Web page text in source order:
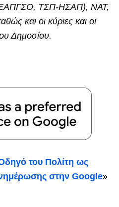
ΤΣΠ-ΗΣΑΠ), ΝΑΤ,
και οι κύριες και οι
Δημοσίου.
του Πολίτη ως
στην Google»